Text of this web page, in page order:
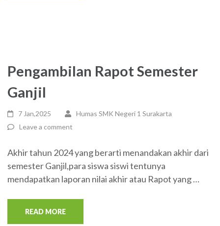
Pengambilan Rapot Semester
Ganjil
7 Jan,2025
Humas SMK Negeri 1 Surakarta
Leave a comment
Akhir tahun 2024 yang berarti menandakan akhir dari
semester Ganjil,para siswa siswi tentunya
mendapatkan laporan nilai akhir atau Rapot yang …
READ MORE